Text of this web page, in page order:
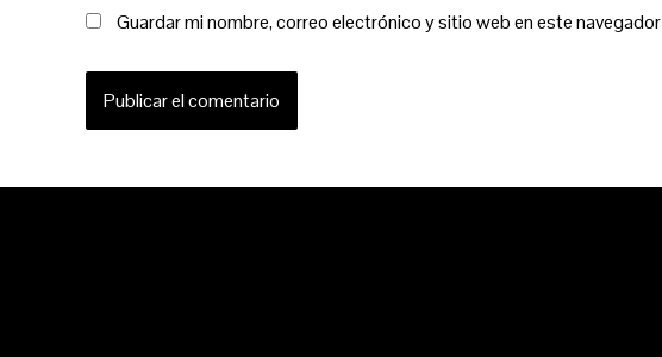
Guardar mi nombre, correo electrónico y sitio web en este